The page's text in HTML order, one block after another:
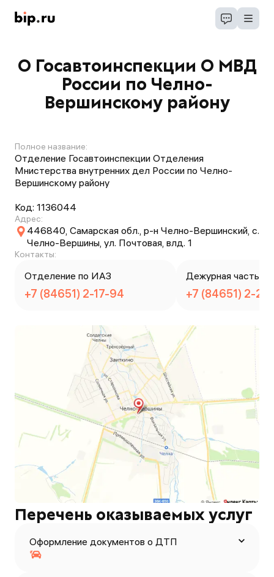
О Госавтоинспекции О МВД
России по Челно-
Вершинскому району
Полное название:
Отделение Госавтоинспекции Отделения
Мнистерства внутренних дел России по Челно-
Вершинскому району
Код: 1136044
Адрес:
446840, Самарская обл., р-н Челно-Вершинский, с.
Челно-Вершины, ул. Почтовая, влд. 1
Контакты:
Отделение по ИАЗ
+7 (84651) 2-17-94
Дежурная часть
+7 (84651) 2-
Перечень оказываемых услуг
Оформление документов о ДТП